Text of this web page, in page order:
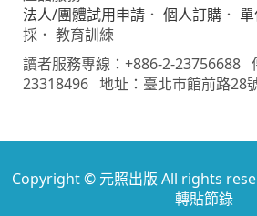
法人/團體試用申請 ． 個人訂購 ．
採． 教育訓練
讀者服務專線：+886-2-23756688
23318496 地址：臺北市館前路28
Copyright © 元照出版 All rights
轉貼節錄